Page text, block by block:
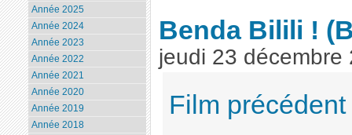
Benda Bilili !
jeudi 23 décembre
Film précédent
Année 2025
Année 2024
Année 2023
Année 2022
Année 2021
Année 2020
Année 2019
Année 2018